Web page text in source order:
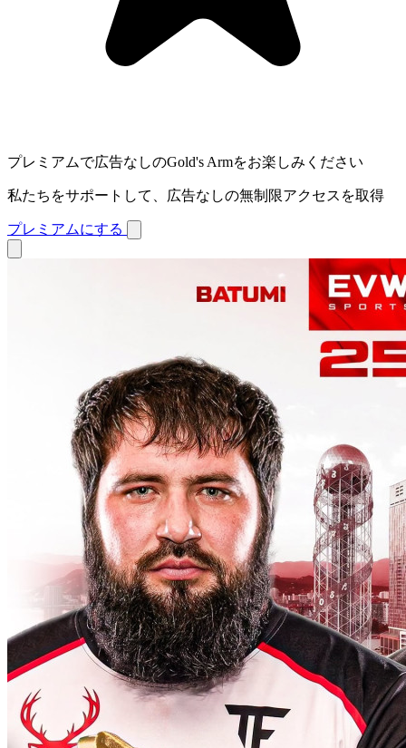
プレミアムで広告なしのGold's Armをお楽しみください
私たちをサポートして、広告なしの無制限アクセスを取得
プレミアムにする